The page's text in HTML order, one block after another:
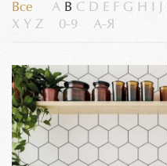
Все A B C D E F G H
X Y Z 0-9 А-Я